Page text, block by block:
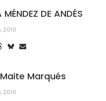
DE ANDÉS
2010
Maite Marqués
2010